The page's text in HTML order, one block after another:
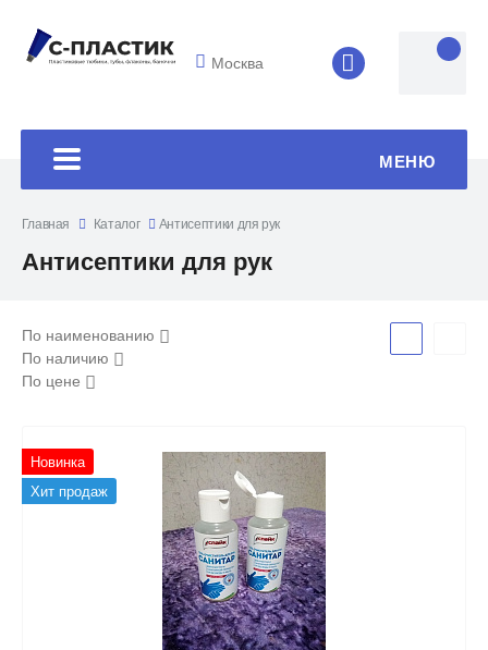
Москва 8 (4852) 33-
МЕНЮ
Главная Каталог Антисептики для рук
Антисептики для рук
По наименованию
По наличию
По цене
Новинка
Хит продаж